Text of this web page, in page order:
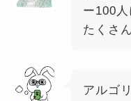
ー100
たくさ
アルゴ